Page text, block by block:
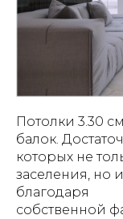
Потолки 3.30
балок.
которых не
заселения, но
благодаря
собственной